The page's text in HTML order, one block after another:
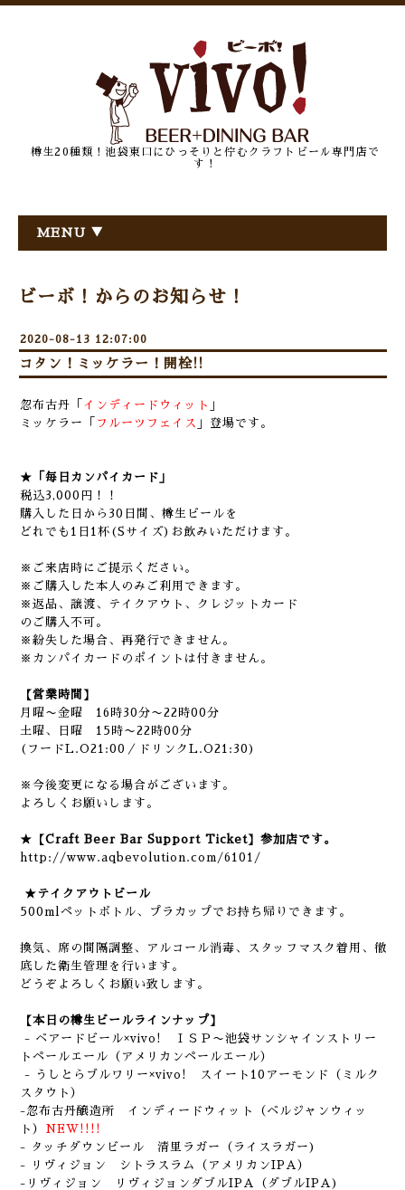
樽生20種類！池袋東口にひっそりと佇むクラフトビール専門店で
す！
MENU ▼
ビーボ！からのお知らせ！
2020-08-13 12:07:00
コタン！ミッケラー！開栓!!
忽布古丹「 インディードウィット 」
ミッケラー「 フルーツフェイス 」登場です。
★「毎日カンパイカード」
税込3,000円！！
購入した日から30日間、樽生ビールを
どれでも1日1杯(Sサイズ)お飲みいただけます。
※ご来店時にご提示ください。
※ご購入した本人のみご利用できます。
※返品、譲渡、テイクアウト、クレジットカード
のご購入不可。
※紛失した場合、再発行できません。
※カンパイカードのポイントは付きません。
【営業時間】
月曜〜金曜 16時30分〜22時00分
土曜、日曜 15時〜22時00分
(フードL.O21:00／ドリンクL.O21:30)
※今後変更になる場合がございます。
よろしくお願いします。
★【Craft Beer Bar Support Ticket】参加店です。
http://www.aqbevolution.com/6101/
★テイクアウトビール
500mlペットボトル、プラカップでお持ち帰りできます。
換気、席の間隔調整、アルコール消毒、スタッフマスク着用、徹
底した衛生管理を行います。
どうぞよろしくお願い致します。
【本日の樽生ビールラインナップ】
- ベアードビール×vivo! ＩＳＰ〜池袋サンシャインストリー
トペールエール（アメリカンペールエール）
- うしとらブルワリー×vivo! スイート10アーモンド（ミルク
スタウト）
-忽布古丹醸造所 インディードウィット（ベルジャンウィッ
ト） NEW!!!!
- タッチダウンビール 清里ラガー（ライスラガー)
- リヴィジョン シトラスラム（アメリカンIPA）
-リヴィジョン リヴィジョンダブルIPA（ダブルIPA)